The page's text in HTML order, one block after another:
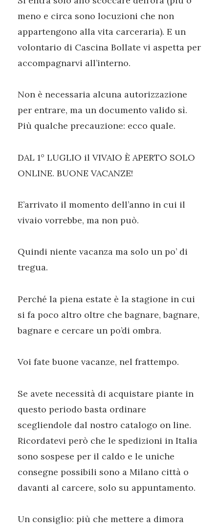
meno e circa sono locuzioni che non
appartengono alla vita carceraria). E un
volontario di Cascina Bollate vi aspetta per
accompagnarvi all’interno.
Non è necessaria alcuna autorizzazione
per entrare, ma un documento valido sì.
Più qualche precauzione: ecco quale.
DAL 1° LUGLIO il VIVAIO È APERTO SOLO
ONLINE. BUONE VACANZE!
E’arrivato il momento dell’anno in cui il
vivaio vorrebbe, ma non può.
Quindi niente vacanza ma solo un po’ di
tregua.
Perché la piena estate è la stagione in cui
si fa poco altro oltre che bagnare, bagnare,
bagnare e cercare un po’di ombra.
Voi fate buone vacanze, nel frattempo.
Se avete necessità di acquistare piante in
questo periodo basta ordinare
scegliendole dal nostro catalogo on line.
Ricordatevi però che le spedizioni in Italia
sono sospese per il caldo e le uniche
consegne possibili sono a Milano città o
davanti al carcere, solo su appuntamento.
Un consiglio: più che mettere a dimora